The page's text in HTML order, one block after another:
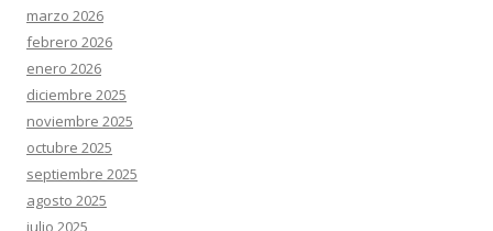
marzo 2026
febrero 2026
enero 2026
diciembre 2025
noviembre 2025
octubre 2025
septiembre 2025
agosto 2025
julio 2025